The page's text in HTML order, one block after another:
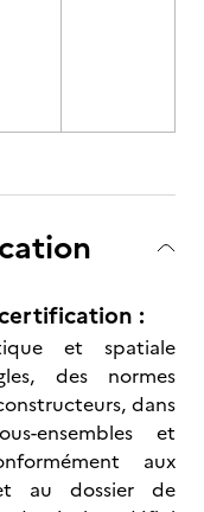
:
et spatiale
des normes
dans
ensembles et
aux
au dossier de